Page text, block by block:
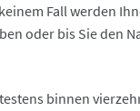
Fall werden
oder bis Sie den
binnen